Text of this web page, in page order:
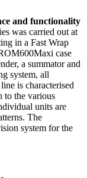
and functionality
was carried out at
in a Fast Wrap
case
a summator and
system, all
is characterised
to the various
units are
The
system for the